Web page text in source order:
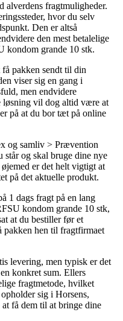
alverdens fragtmuligheder.
hvor du selv
Den er altså
den mest betalelige
kondom grande 10 stk.
pakken sendt til din
viser sig en gang i
men endvidere
løsning vil dog altid være at
på at du bor tæt på online
og samliv > Prævention
står og skal bruge dine nye
er det helt vigtigt at
på det aktuelle produkt.
1 dags fragt på en lang
kondom grande 10 stk,
at du bestiller før et
pakken hen til fragtfirmaet
levering, men typisk er det
konkret sum. Ellers
fragtmetode, hvilket
sig i Horsens,
få dem til at bringe dine